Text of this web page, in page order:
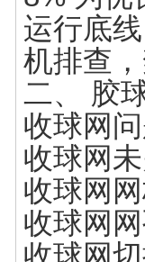
运行底
机排查
二、
胶
收球网
收球网
收球网
收球网
收球网